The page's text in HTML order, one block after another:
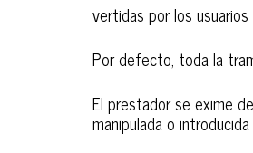
vertidas por los
Por defecto, toda la
El prestador se exime
manipulada o